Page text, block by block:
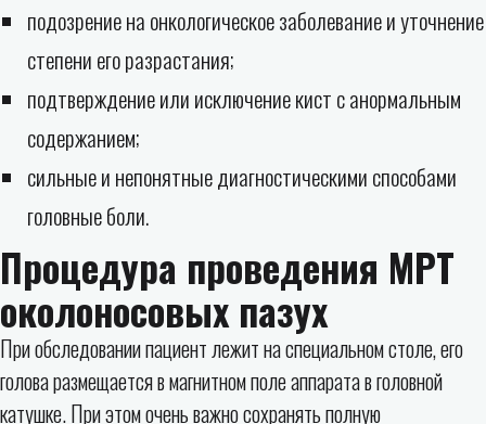
подозрение на онкологическое заболевание и уточнение
степени его разрастания;
подтверждение или исключение кист с анормальным
содержанием;
сильные и непонятные диагностическими способами
головные боли.
Процедура проведения МРТ
околоносовых пазух
При обследовании пациент лежит на специальном столе, его
голова размещается в магнитном поле аппарата в головной
катушке. При этом очень важно сохранять полную